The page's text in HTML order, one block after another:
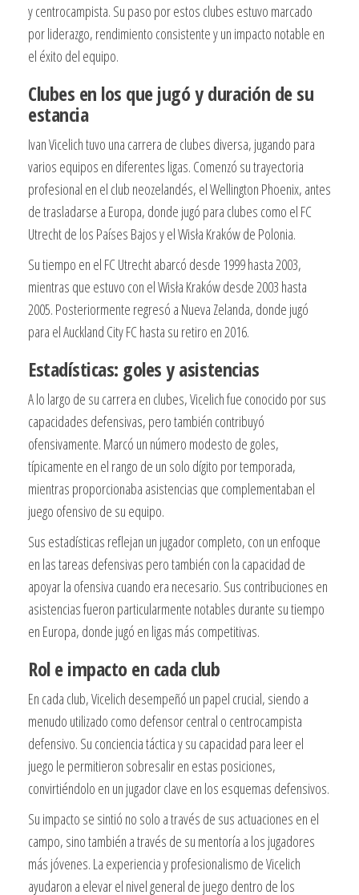
y centrocampista. Su paso por estos clubes estuvo marcado
por liderazgo, rendimiento consistente y un impacto notable en
el éxito del equipo.
Clubes en los que jugó y duración de su
estancia
Ivan Vicelich tuvo una carrera de clubes diversa, jugando para
varios equipos en diferentes ligas. Comenzó su trayectoria
profesional en el club neozelandés, el Wellington Phoenix, antes
de trasladarse a Europa, donde jugó para clubes como el FC
Utrecht de los Países Bajos y el Wisła Kraków de Polonia.
Su tiempo en el FC Utrecht abarcó desde 1999 hasta 2003,
mientras que estuvo con el Wisła Kraków desde 2003 hasta
2005. Posteriormente regresó a Nueva Zelanda, donde jugó
para el Auckland City FC hasta su retiro en 2016.
Estadísticas: goles y asistencias
A lo largo de su carrera en clubes, Vicelich fue conocido por sus
capacidades defensivas, pero también contribuyó
ofensivamente. Marcó un número modesto de goles,
típicamente en el rango de un solo dígito por temporada,
mientras proporcionaba asistencias que complementaban el
juego ofensivo de su equipo.
Sus estadísticas reflejan un jugador completo, con un enfoque
en las tareas defensivas pero también con la capacidad de
apoyar la ofensiva cuando era necesario. Sus contribuciones en
asistencias fueron particularmente notables durante su tiempo
en Europa, donde jugó en ligas más competitivas.
Rol e impacto en cada club
En cada club, Vicelich desempeñó un papel crucial, siendo a
menudo utilizado como defensor central o centrocampista
defensivo. Su conciencia táctica y su capacidad para leer el
juego le permitieron sobresalir en estas posiciones,
convirtiéndolo en un jugador clave en los esquemas defensivos.
Su impacto se sintió no solo a través de sus actuaciones en el
campo, sino también a través de su mentoría a los jugadores
más jóvenes. La experiencia y profesionalismo de Vicelich
ayudaron a elevar el nivel general de juego dentro de los